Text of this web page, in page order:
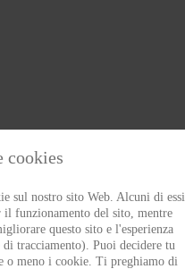
cookies
sul nostro sito Web. Alcuni di essi
il funzionamento del sito, mentre
questo sito e l'esperienza
tracciamento). Puoi decidere tu
o meno i cookie. Ti preghiamo di